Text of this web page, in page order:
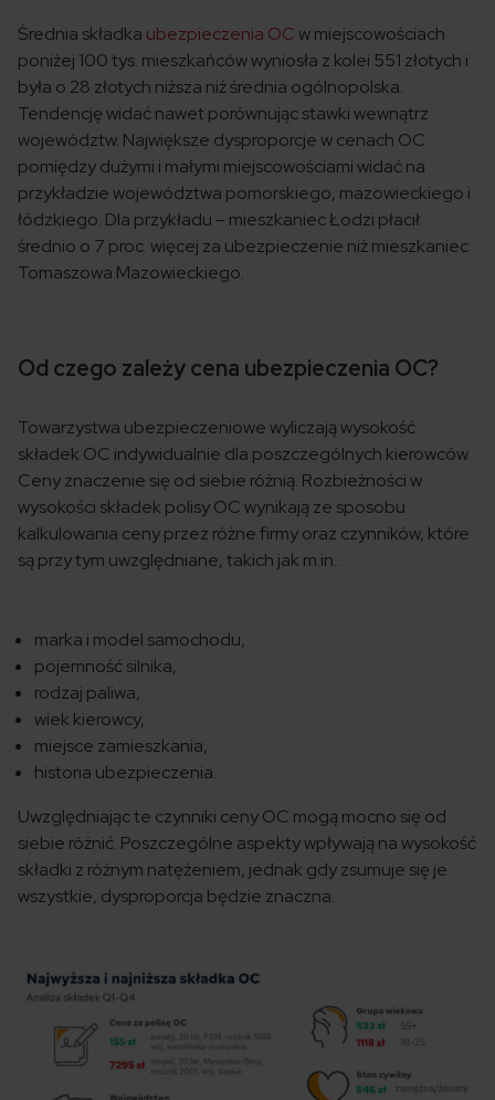
Średnia składka ubezpieczenia OCw miejscowościach
poniżej 100 tys. mieszkańców wyniosła z kolei 551 złotych i
była o 28 złotych niższa niż średnia ogólnopolska.
Tendencję widać nawet porównując stawki wewnątrz
województw. Największe dysproporcje w cenach OC
pomiędzy dużymi i małymi miejscowościami widać na
przykładzie województwa pomorskiego, mazowieckiego i
łódzkiego. Dla przykładu – mieszkaniec Łodzi płacił
średnio o 7 proc. więcej za ubezpieczenie niż mieszkaniec
Tomaszowa Mazowieckiego.
Od czego zależy cena ubezpieczenia OC?
Towarzystwa ubezpieczeniowe wyliczają wysokość
składek OC indywidualnie dla poszczególnych kierowców.
Ceny znaczenie się od siebie różnią. Rozbieżności w
wysokości składek polisy OC wynikają ze sposobu
kalkulowania ceny przez różne firmy oraz czynników, które
są przy tym uwzględniane, takich jak m.in.:
marka i model samochodu,
pojemność silnika,
rodzaj paliwa,
wiek kierowcy,
miejsce zamieszkania,
historia ubezpieczenia.
Uwzględniając te czynniki ceny OC mogą mocno się od
siebie różnić. Poszczególne aspekty wpływają na wysokość
składki z różnym natężeniem, jednak gdy zsumuje się je
wszystkie, dysproporcja będzie znaczna.